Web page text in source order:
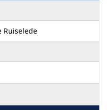
Ruiselede